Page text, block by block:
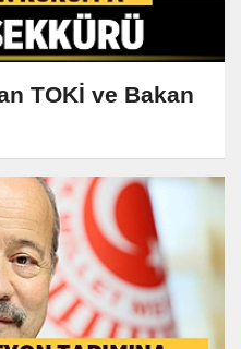
TOKİ ve Bakan